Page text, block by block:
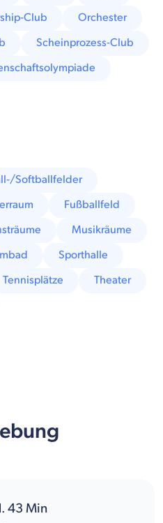
Club
Orchester
Scheinprozess-Club
Softballfelder
Fußballfeld
Musikräume
Sporthalle
Tennisplätze
Theater
43 Min